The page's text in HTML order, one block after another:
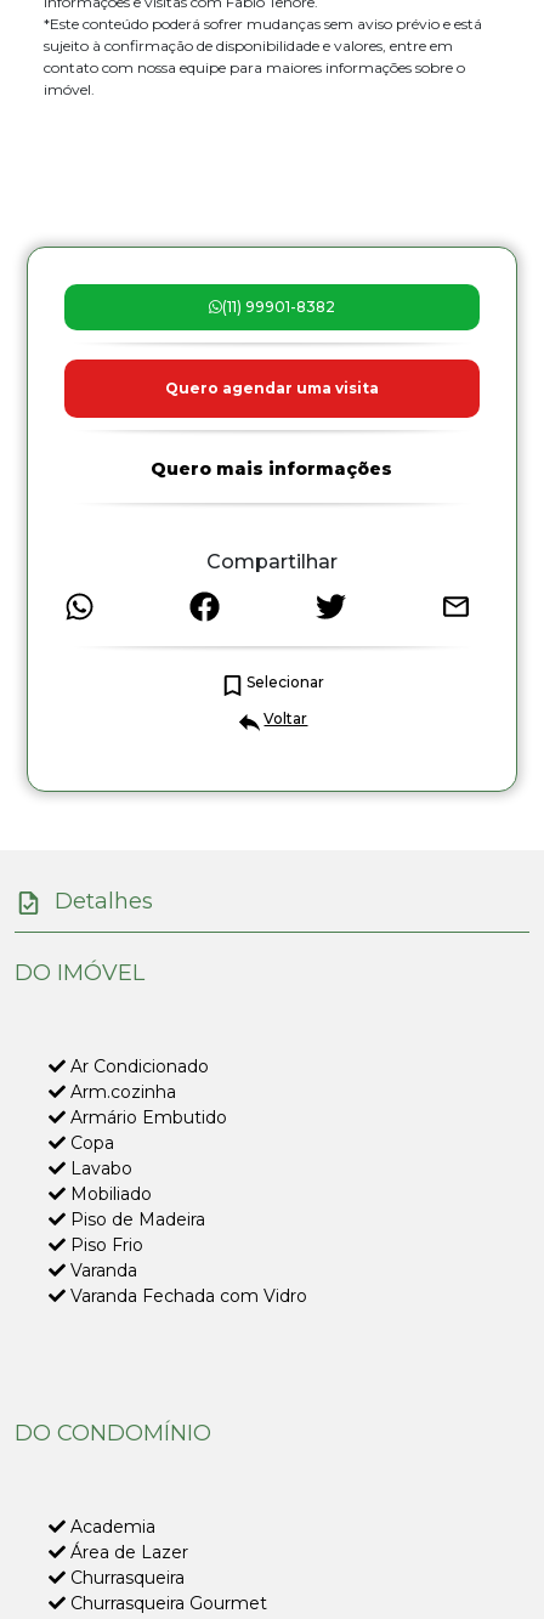
*Este conteúdo poderá sofrer mudanças sem aviso prévio e está
sujeito à confirmação de disponibilidade e valores, entre em
contato com nossa equipe para maiores informações sobre o
imóvel.
(11) 99901-8382
Quero agendar uma visita
Quero mais informações
Compartilhar
Selecionar
Voltar
Detalhes
DO IMÓVEL
Ar Condicionado
Arm.cozinha
Armário Embutido
Copa
Lavabo
Mobiliado
Piso de Madeira
Piso Frio
Varanda
Varanda Fechada com Vidro
DO CONDOMÍNIO
Academia
Área de Lazer
Churrasqueira
Churrasqueira Gourmet